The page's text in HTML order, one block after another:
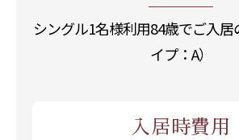
シングル1名様利用84歳でご入
イプ：A）
入居時費用